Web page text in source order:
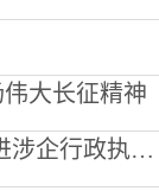
大长征精神
“瘦”出活力 “加”出效能 固原市推进涉企行政执法提质增效